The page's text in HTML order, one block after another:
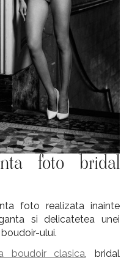
foto bridal
foto realizata inainte
si delicatetea unei
ului.
boudoir clasica, bridal